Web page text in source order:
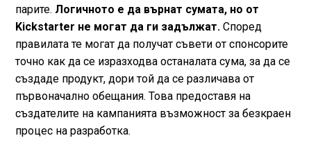
парите. Логичното е да върнат сумата, но от
Kickstarter не могат да ги задължат.Според
правилата те могат да получат съвети от спонсорите
точно как да се изразходва останалата сума, за да се
създаде продукт, дори той да се различава от
първоначално обещания. Това предоставя на
създателите на кампанията възможност за безкраен
процес на разработка.